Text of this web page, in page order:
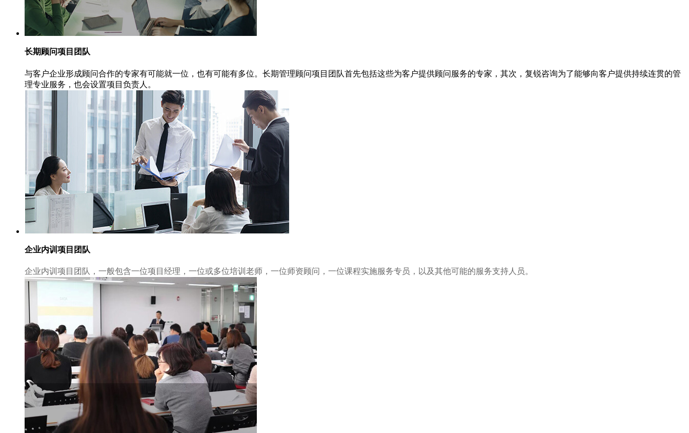
长期顾问项目团队
与客户企业形成顾问合作的专家有可能就一位，也有可能有多位。长期管理顾问项目团队首先包括这些为客户提供顾问服务的专家，其次，复锐咨询为了能够向客户提供持续连贯的管
理专业服务，也会设置项目负责人。
企业内训项目团队
企业内训项目团队，一般包含一位项目经理，一位或多位培训老师，一位师资顾问，一位课程实施服务专员，以及其他可能的服务支持人员。